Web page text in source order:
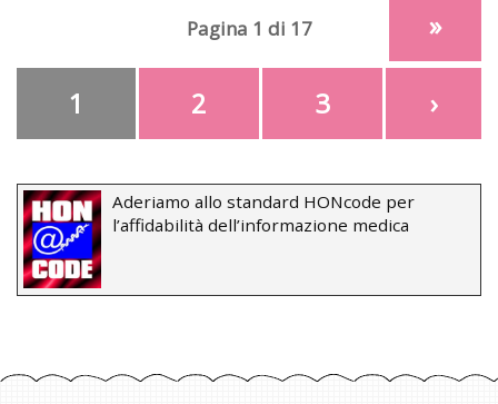
Pagina 1 di 17
1 2 3 ›
»
Aderiamo allo standard HONcode per
l’affidabilità dell’informazione medica